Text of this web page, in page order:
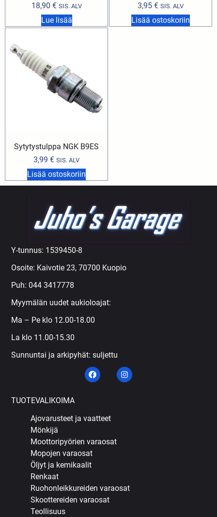
18,90 € SIS. ALV
Lue lisää
3,95 € SIS. ALV
Lisää ostoskoriin
Sytytystulppa NGK B9ES
3,99 € SIS. ALV
Lisää ostoskoriin
Y-tunnus: 1539450-8
Osoite: Kaivotie 23, 70700 Kuopio
Puh: 044 3417778
Myymälän uudet aukioloajat:
Ma – Pe klo 12.00-18.00
La klo 11.00-15.30
Sunnuntai ja arkipyhät: suljettu
TUOTEVALIKOIMA
Ajovarusteet ja vaatteet
Mönkijä
Moottoripyörien varaosat
Mopojen varaosat
Öljyt ja kemikaalit
Renkaat
Ruohonleikkureiden varaosat
Skoottereiden varaosat
Teollisuus